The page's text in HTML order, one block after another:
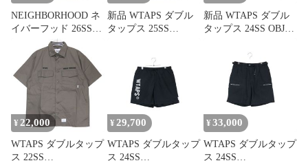
NEIGHBORHOOD ネ
イバーフッド 26SS
SHELTECH V-NECK
3Q 261BWNH-CSM03
シェルテック Vネッ
ク 七分袖 Tシャツ ロ
ンT ブラック サイズ
L Augz
新品 WTAPS ダブル
タップス 25SS
ョートスリーブ コッ
トン Tシャツ ブラッ
ク 半袖 カットソー
サイズ02(M) Augz
新品 WTAPS ダブル
タップス 24SS OBJ
POSITION 241ATDT-
CSM23 ショートスリ
ーブ コットン Tシャ
ツ ホワイト 半袖 カ
ットソー サイズ
02(M) Augz
¥ 22,000
WTAPS ダブルタップ
ス 22SS
¥ 29,700
WTAPS ダブルタップ
ス 24SS
¥ 33,000
WTAPS ダブルタップ
ス 24SS